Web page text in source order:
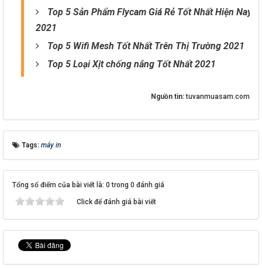
Top 5 Sản Phẩm Flycam Giá Rẻ Tốt Nhất Hiện Nay
2021
Top 5 Wifi Mesh Tốt Nhất Trên Thị Trường 2021
Top 5 Loại Xịt chống nắng Tốt Nhất 2021
Nguồn tin:tuvanmuasam.com
Tags: máy in
Tổng số điểm của bài viết là: 0 trong 0 đánh giá
Click để đánh giá bài viết